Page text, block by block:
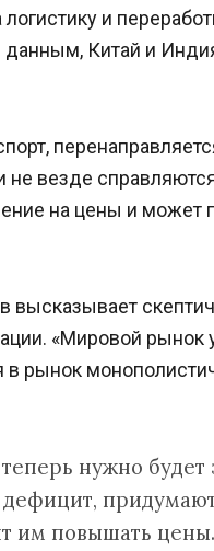
и
Китай и
везде
на цены и может
высказывает
«Мировой рынок
рынок
нужно будет
им повышать